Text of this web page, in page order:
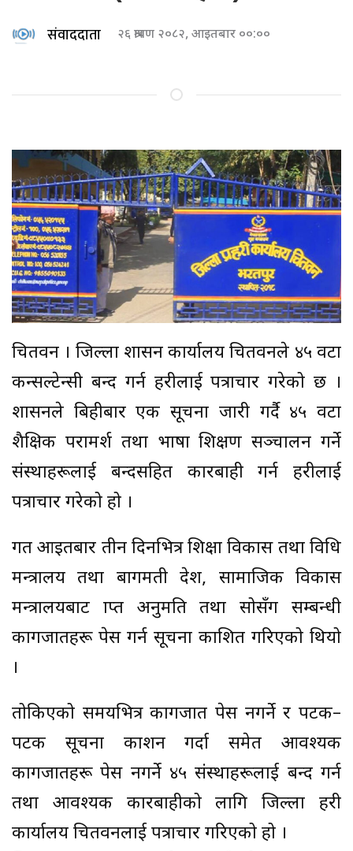
संवाददाता २६ श्रावण २०८२, आइतबार ००:००
चितवन । जिल्ला प्रशासन कार्यालय चितवनले ४५ वटा
कन्सल्टेन्सी बन्द गर्न प्रहरीलाई पत्राचार गरेको छ ।
प्रशासनले बिहीबार एक सूचना जारी गर्दै ४५ वटा
शैक्षिक परामर्श तथा भाषा प्रशिक्षण सञ्चालन गर्ने
संस्थाहरूलाई बन्दसहित कारबाही गर्न प्रहरीलाई
पत्राचार गरेको हो ।
गत आइतबार तीन दिनभित्र शिक्षा विकास तथा प्रविधि
मन्त्रालय तथा बागमती प्रदेश, सामाजिक विकास
मन्त्रालयबाट प्राप्त अनुमति तथा सोसँग सम्बन्धी
कागजातहरू पेस गर्न सूचना प्रकाशित गरिएको थियो
।
तोकिएको समयभित्र कागजात पेस नगर्ने र पटक–
पटक सूचना प्रकाशन गर्दा समेत आवश्यक
कागजातहरू पेस नगर्ने ४५ संस्थाहरूलाई बन्द गर्न
तथा आवश्यक कारबाहीको लागि जिल्ला प्रहरी
कार्यालय चितवनलाई पत्राचार गरिएको हो ।